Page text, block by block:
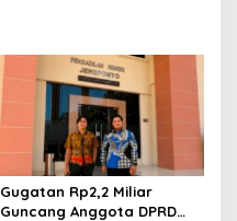
Gugatan Rp2,2 Miliar
Guncang Anggota DPRD